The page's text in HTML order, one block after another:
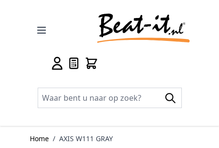
Home / AXIS W111 GRAY